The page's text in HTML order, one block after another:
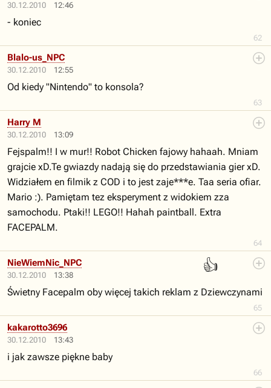
30.12.2010 12:46
62
- koniec
30.12.2010 12:55
63
Blalo-us_NPC
Od kiedy "Nintendo" to konsola?
30.12.2010 13:09
64
Harry M
Fejspalm!! I w mur!! Robot Chicken fajowy hahaah. Mniam
grajcie xD.Te gwiazdy nadają się do przedstawiania gier xD.
Widziałem en filmik z COD i to jest zaje***e. Taa seria ofiar.
Mario :). Pamiętam tez eksperyment z widokiem zza
samochodu. Ptaki!! LEGO!! Hahah paintball. Extra
FACEPALM.
30.12.2010 13:38
👍
65
NieWiemNic_NPC
Świetny Facepalm oby więcej takich reklam z Dziewczynami
30.12.2010 13:43
66
kakarotto3696
i jak zawsze piękne baby